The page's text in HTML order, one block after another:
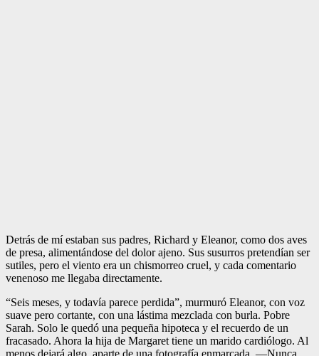
Detrás de mí estaban sus padres, Richard y Eleanor, como dos aves
de presa, alimentándose del dolor ajeno. Sus susurros pretendían ser
sutiles, pero el viento era un chismorreo cruel, y cada comentario
venenoso me llegaba directamente.
“Seis meses, y todavía parece perdida”, murmuró Eleanor, con voz
suave pero cortante, con una lástima mezclada con burla. Pobre
Sarah. Solo le quedó una pequeña hipoteca y el recuerdo de un
fracasado. Ahora la hija de Margaret tiene un marido cardiólogo. Al
menos dejará algo, aparte de una fotografía enmarcada. —Nunca